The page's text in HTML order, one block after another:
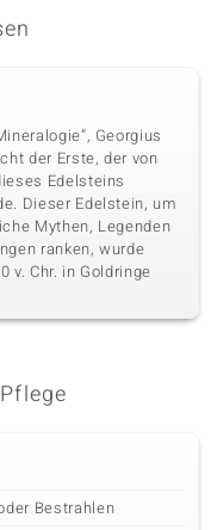
mm
Georgius
der Erste, der von
Edelsteins
Dieser Edelstein, um
Mythen, Legenden
ranken, wurde
v. Chr. in Goldringe
Bestrahlen